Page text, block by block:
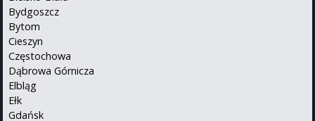
Bydgoszcz
Bytom
Cieszyn
Częstochowa
Dąbrowa Górnicza
Elbląg
Ełk
Gdańsk